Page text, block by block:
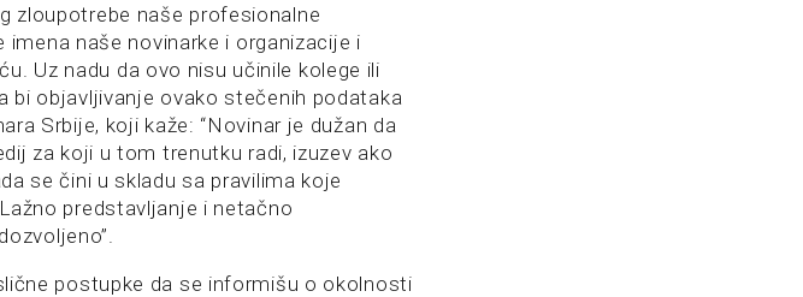
zloupotrebe naše profesionalne
naše novinarke i organizacije i
Uz nadu da ovo nisu učinile kolege ili
bi objavljivanje ovako stečenih podataka
Srbije, koji kaže: “Novinar je dužan da
za koji u tom trenutku radi, izuzev ako
se čini u skladu sa pravilima koje
predstavljanje i netačno
postupke da se informišu o okolnosti